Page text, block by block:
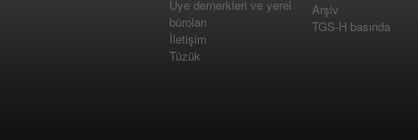
Üye dernerkleri ve yerel
büroları
İletişim
Tüzük
Arşiv
TGS-H basında